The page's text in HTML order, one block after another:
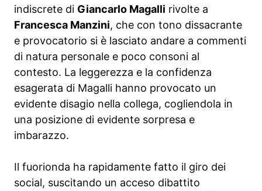
indiscrete di Giancarlo Magalli rivolte a
Francesca Manzini, che con tono dissacrante
e provocatorio si è lasciato andare a commenti
di natura personale e poco consoni al
contesto. La leggerezza e la confidenza
esagerata di Magalli hanno provocato un
evidente disagio nella collega, cogliendola in
una posizione di evidente sorpresa e
imbarazzo.
Il fuorionda ha rapidamente fatto il giro dei
social, suscitando un acceso dibattito